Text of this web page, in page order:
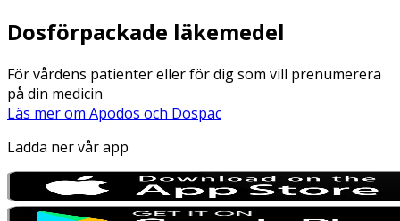
Dosförpackade läkemedel
För vårdens patienter eller för dig som vill prenumerera
på din medicin
Läs mer om Apodos och Dospac
Ladda ner vår app